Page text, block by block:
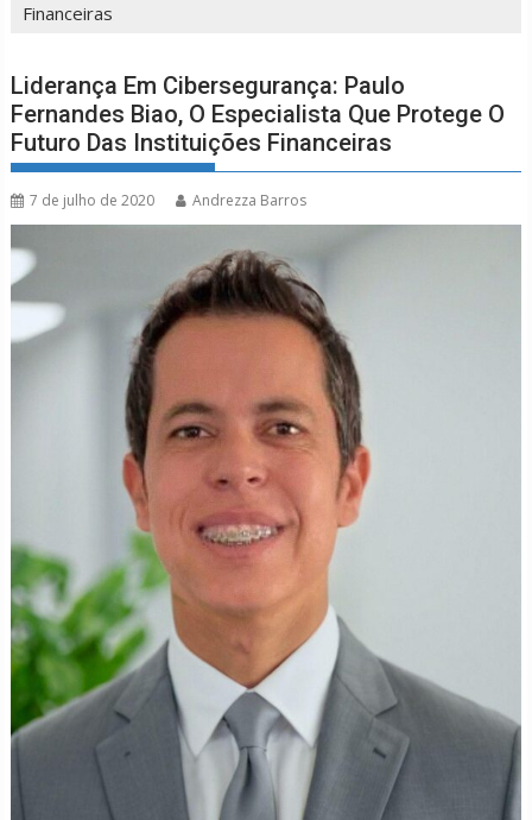
Financeiras
Liderança Em Cibersegurança: Paulo
Fernandes Biao, O Especialista Que Protege O
Futuro Das Instituições Financeiras
7 de julho de 2020 Andrezza Barros